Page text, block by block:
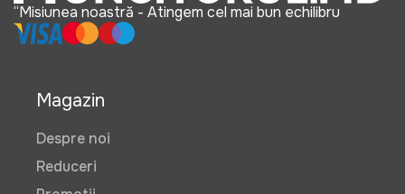
“Misiunea noastră - Atingem cel mai bun echilibru
Magazin
Despre noi
Reduceri